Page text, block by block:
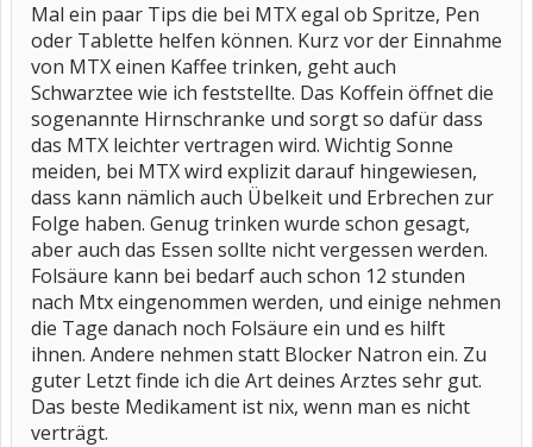
Mal ein paar Tips die bei MTX egal ob Spritze, Pen
oder Tablette helfen können. Kurz vor der Einnahme
von MTX einen Kaffee trinken, geht auch
Schwarztee wie ich feststellte. Das Koffein öffnet die
sogenannte Hirnschranke und sorgt so dafür dass
das MTX leichter vertragen wird. Wichtig Sonne
meiden, bei MTX wird explizit darauf hingewiesen,
dass kann nämlich auch Übelkeit und Erbrechen zur
Folge haben. Genug trinken wurde schon gesagt,
aber auch das Essen sollte nicht vergessen werden.
Folsäure kann bei bedarf auch schon 12 stunden
nach Mtx eingenommen werden, und einige nehmen
die Tage danach noch Folsäure ein und es hilft
ihnen. Andere nehmen statt Blocker Natron ein. Zu
guter Letzt finde ich die Art deines Arztes sehr gut.
Das beste Medikament ist nix, wenn man es nicht
verträgt.